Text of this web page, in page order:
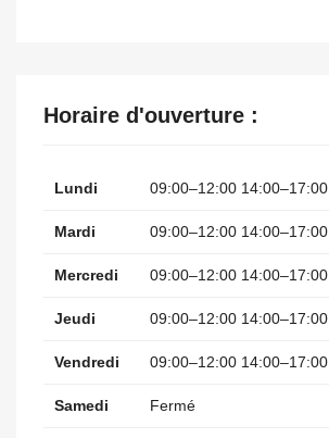
Horaire d'ouverture :
Lundi 09:00–12:00 14:00–17:00
Mardi 09:00–12:00 14:00–17:00
Mercredi 09:00–12:00 14:00–17:00
Jeudi 09:00–12:00 14:00–17:00
Vendredi 09:00–12:00 14:00–17:00
Samedi Fermé